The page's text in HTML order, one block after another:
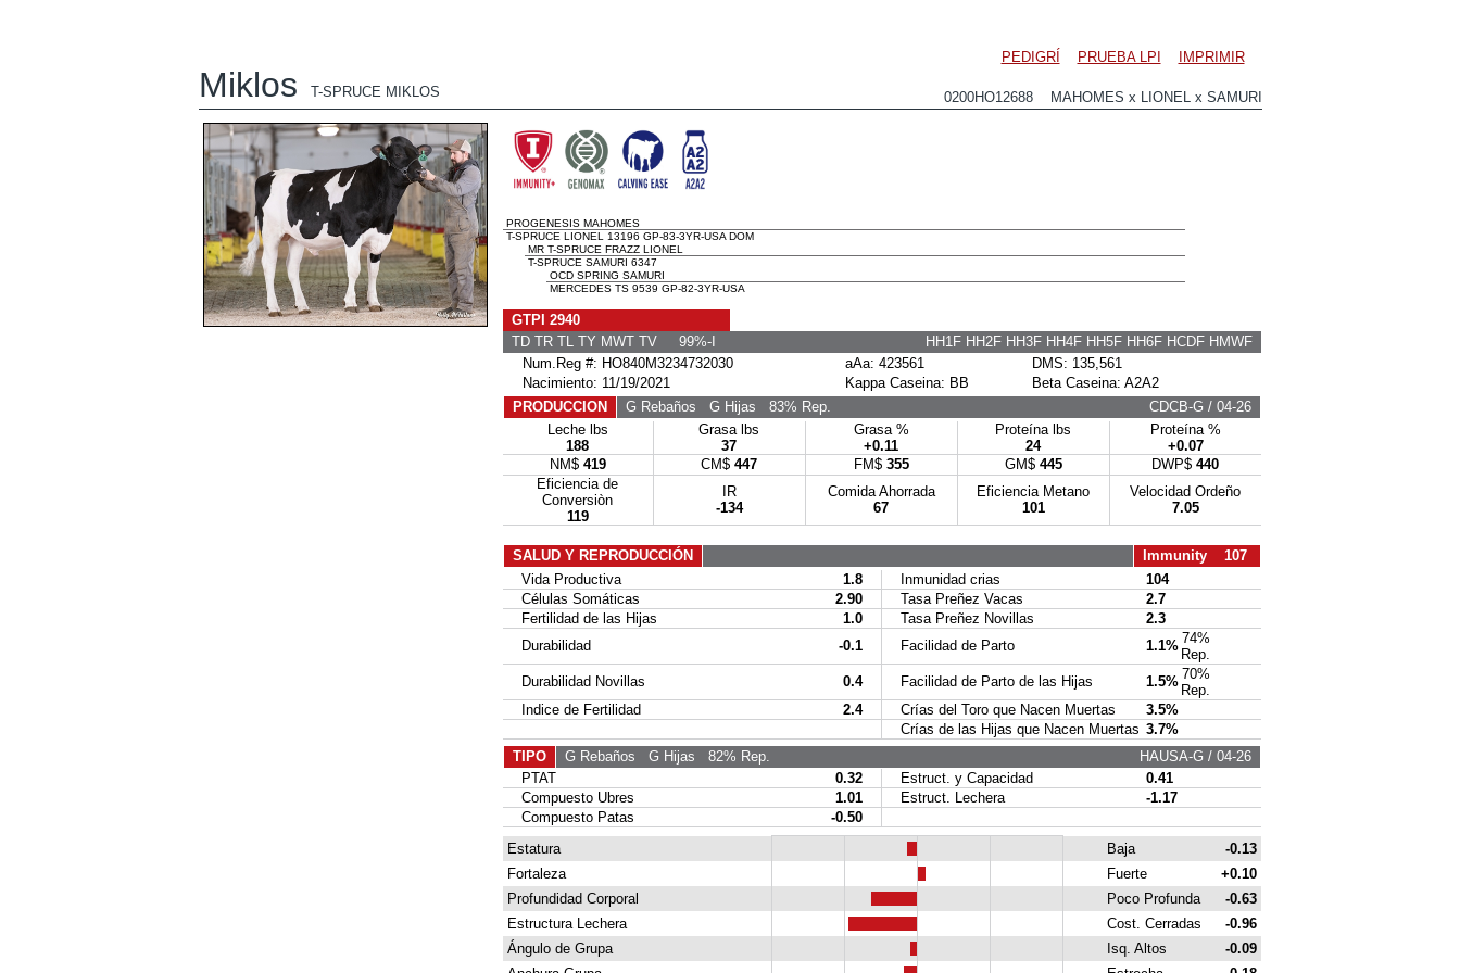
PEDIGRÍ PRUEBA LPI IMPRIMIR
Miklos T-SPRUCE MIKLOS 0200HO12688 MAHOMES x LIONEL x SAMURI
PROGENESIS MAHOMES
T-SPRUCE LIONEL 13196 GP-83-3YR-USA DOM
MR T-SPRUCE FRAZZ LIONEL
T-SPRUCE SAMURI 6347
OCD SPRING SAMURI
MERCEDES TS 9539 GP-82-3YR-USA
GTPI 2940
TD TR TL TY MWT TV 99%-I
HH1F HH2F HH3F HH4F HH5F HH6F HCDF HMWF
Num.Reg #: HO840M3234732030
aAa: 423561
DMS: 135,561
Nacimiento: 11/19/2021
Kappa Caseina: BB
Beta Caseina: A2A2
PRODUCCION
G Rebaños G Hijas 83% Rep.
CDCB-G / 04-26
Leche lbs
188
Grasa lbs
37
Grasa %
+0.11
Proteína lbs
24
Proteína %
+0.07
NM$ 419 CM$ 447 FM$ 355 GM$ 445 DWP$ 440
Eficiencia de
Conversiòn
119
IR
-134
Comida Ahorrada
67
Eficiencia Metano
101
Velocidad Ordeño
7.05
SALUD Y REPRODUCCIÓN
Immunity 107
Vida Productiva
1.8 Inmunidad crias
104
Células Somáticas
2.90 Tasa Preñez Vacas
2.7
Fertilidad de las Hijas
1.0 Tasa Preñez Novillas
2.3
Durabilidad
-0.1 Facilidad de Parto 1.1% 74%
Rep.
Durabilidad Novillas
0.4 Facilidad de Parto de las Hijas 1.5% 70%
Rep.
Indice de Fertilidad
2.4 Crías del Toro que Nacen Muertas
3.5%
Crías de las Hijas que Nacen Muertas 3.7%
TIPO
G Rebaños G Hijas 82% Rep.
HAUSA-G / 04-26
PTAT
0.32 Estruct. y Capacidad
0.41
Compuesto Ubres
1.01 Estruct. Lechera
-1.17
Compuesto Patas
-0.50
Estatura
Baja
-0.13
Fortaleza
Fuerte
+0.10
Profundidad Corporal
Poco Profunda
-0.63
Estructura Lechera
Cost. Cerradas
-0.96
Ángulo de Grupa
Isq. Altos
-0.09